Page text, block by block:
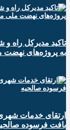
تاکید مدیرکل راه
به پروژه‌های
ارتقای خدمات
بافت فرسوده